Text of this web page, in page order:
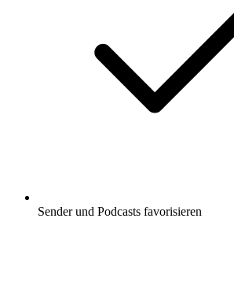
Sender und Podcasts favorisieren